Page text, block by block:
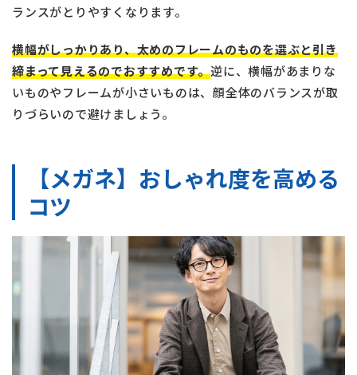
ランスがとりやすくなります。
横幅がしっかりあり、太めのフレームのものを選ぶと引き
締まって見えるのでおすすめです。逆に、横幅があまりな
いものやフレームが小さいものは、顔全体のバランスが取
りづらいので避けましょう。
【メガネ】おしゃれ度を高める
コツ